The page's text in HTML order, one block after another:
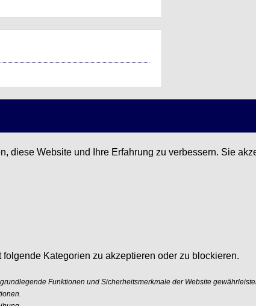
Website und Ihre Erfahrung zu verbessern. Sie
Kategorien zu akzeptieren oder zu blockieren.
Funktionen und Sicherheitsmerkmale der Website